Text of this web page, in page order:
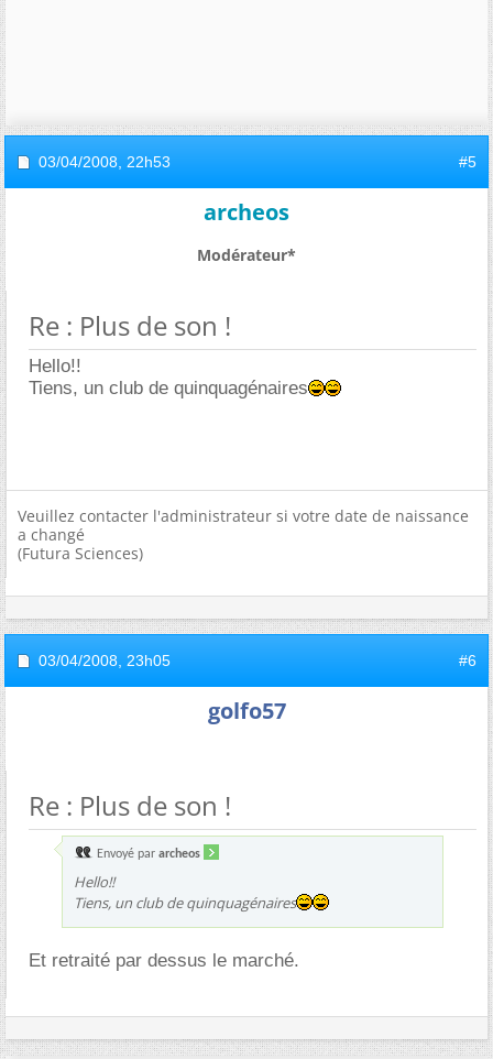
03/04/2008, 22h53 #5
archeos
Modérateur*
Re : Plus de son !
Hello!!
Tiens, un club de quinquagénaires
Veuillez contacter l'administrateur si votre date de naissance
a changé
(Futura Sciences)
03/04/2008, 23h05 #6
golfo57
Re : Plus de son !
Envoyé par archeos
Hello!!
Tiens, un club de quinquagénaires
Et retraité par dessus le marché.